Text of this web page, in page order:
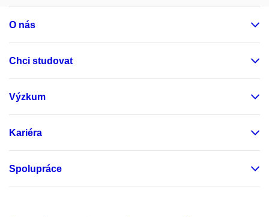
O nás
Chci studovat
Výzkum
Kariéra
Spolupráce